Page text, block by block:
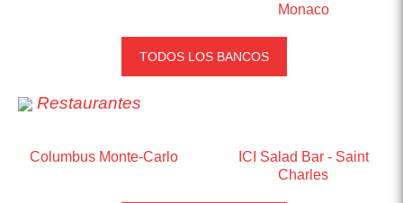
Monaco
TODOS LOS BANCOS
Restaurantes
Columbus Monte-Carlo
ICI Salad Bar - Saint
Charles